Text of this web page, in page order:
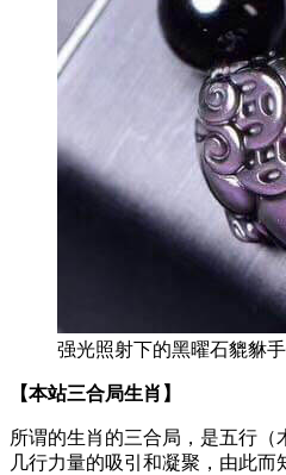
强光照射下的黑曜石貔貅
【本站三合局生肖】
所谓的生肖的三合局，是五行
几行力量的吸引和凝聚，由此而